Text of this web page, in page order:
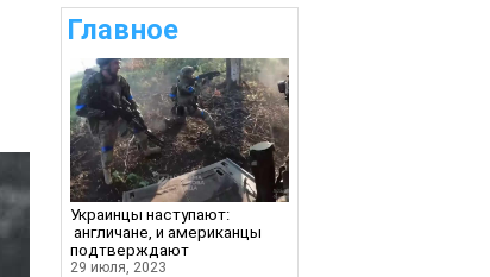
Главное
Украинцы наступают:
англичане, и американцы
подтверждают
29 июля, 2023